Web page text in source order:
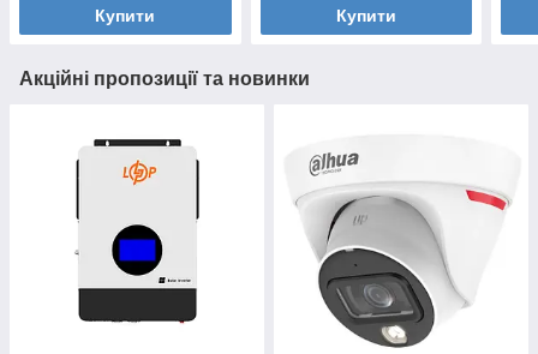
Купити Купити
Акційні пропозиції та новинки